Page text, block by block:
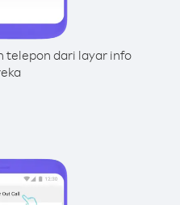
telepon dari layar info